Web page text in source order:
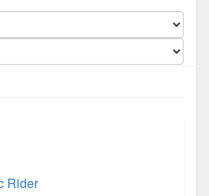
Rider